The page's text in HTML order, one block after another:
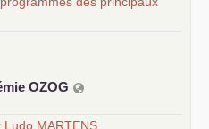
OZOG
MARTENS